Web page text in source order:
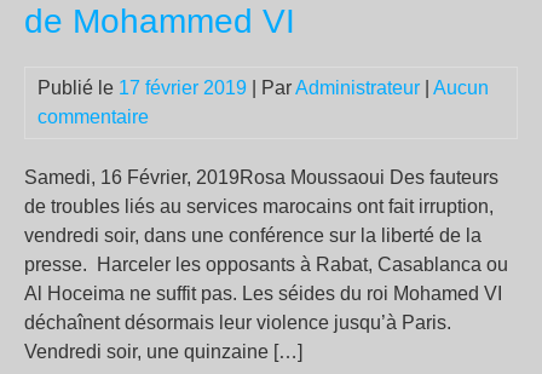
de Mohammed VI
Publié le 17 février 2019 | ParAdministrateur
Aucun
commentaire
Samedi, 16 Février, 2019Rosa Moussaoui Des fauteurs
de troubles liés au services marocains ont fait irruption,
vendredi soir, dans une conférence sur la liberté de la
presse. Harceler les opposants à Rabat, Casablanca ou
Al Hoceima ne suffit pas. Les séides du roi Mohamed VI
déchaînent désormais leur violence jusqu’à Paris.
Vendredi soir, une quinzaine […]